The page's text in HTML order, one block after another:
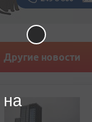
Другие новости